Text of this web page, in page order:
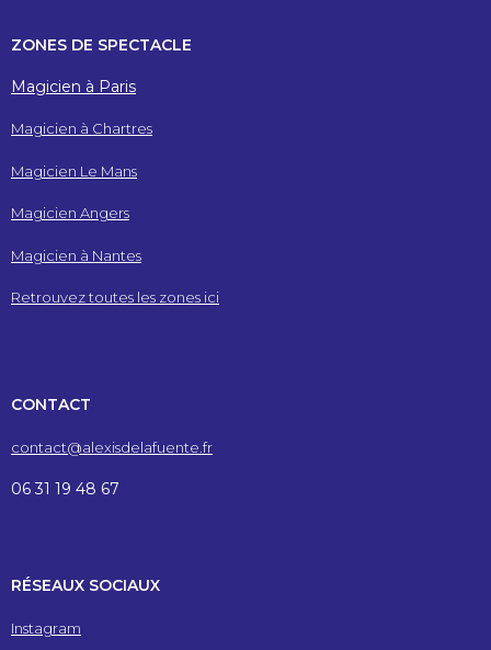
ZONES DE SPECTACLE
Magicien à Paris
Magicien à Chartres
Magicien Le Mans
Magicien Angers
Magicien à Nantes
Retrouvez toutes les zones ici
CONTACT
contact@alexisdelafuente.fr
06 31 19 48 67
RÉSEAUX SOCIAUX
Instagram